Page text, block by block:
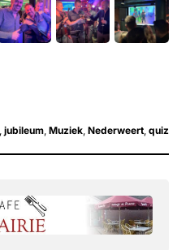
jubileum Muziek Nederweert quiz